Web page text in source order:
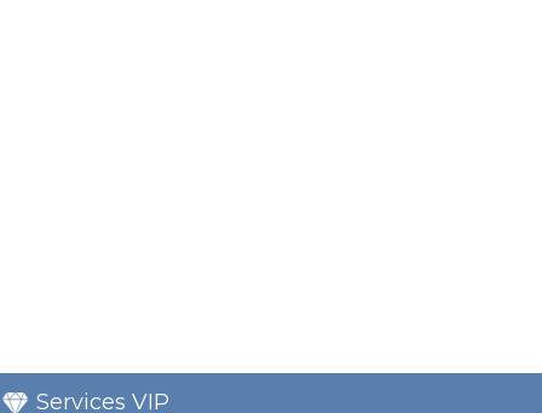
Services VIP